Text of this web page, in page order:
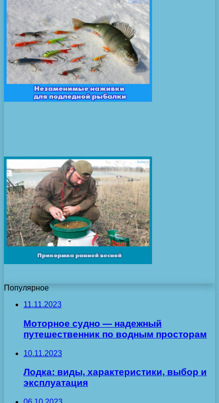
Популярное
11.11.2023
Моторное судно — надежный
путешественник по водным просторам
10.11.2023
Лодка: виды, характеристики, выбор и
эксплуатация